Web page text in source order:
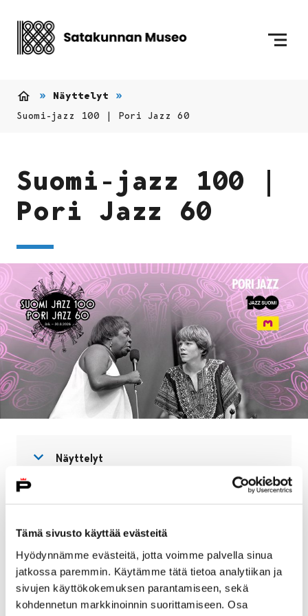
Tämä sivusto käyttää evästeitä
Hyödynnämme evästeitä, jotta voimme palvella sinua
jatkossa paremmin. Käytämme tätä tietoa analytiikan ja
sivujen käyttökokemuksen parantamiseen, sekä
kohdennetun markkinoinnin suorittamiseen. Osa
Näyttelyt
Suomi-jazz 100 | Pori Jazz 60
Suomi-jazz 100 |
Pori Jazz 60
Avaa valikko
Sulje valikko
Näyttelyt
3.6.–30.8.2026, Parvi
Suomi-jazz 100 | Pori Jazz 60
-näyttely avaa
suomalaisen jazzin satavuotista historiaa ja Pori
Jazzin 60-vuotista taivalta. Näyttely osoittaa, miten
jazzin kehittyminen Suomessa ja Porissa syntynyt